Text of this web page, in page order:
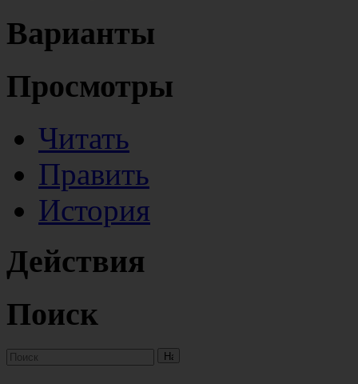
Варианты
Просмотры
Читать
Править
История
Действия
Поиск